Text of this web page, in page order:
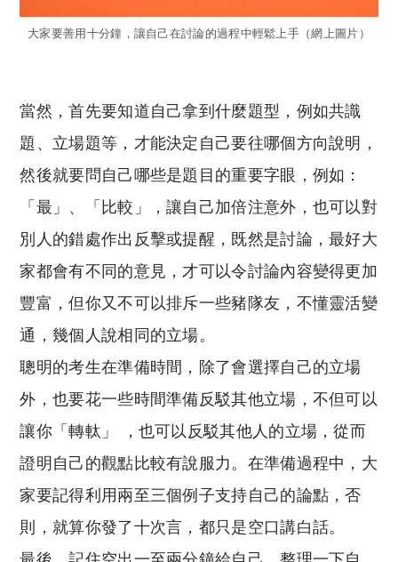
大家要善用十分鐘，讓自己在討論的過程中輕鬆上手（網上圖片）
當然，首先要知道自己拿到什麼題型，例如共識
題、立場題等，才能決定自己要往哪個方向說明，
然後就要問自己哪些是題目的重要字眼，例如：
「最」、「比較」，讓自己加倍注意外，也可以對
別人的錯處作出反擊或提醒，既然是討論，最好大
家都會有不同的意見，才可以令討論內容變得更加
豐富，但你又不可以排斥一些豬隊友，不懂靈活變
通，幾個人說相同的立場。
聰明的考生在準備時間，除了會選擇自己的立場
外，也要花一些時間準備反駁其他立場，不但可以
讓你「轉軚」 ，也可以反駁其他人的立場，從而
證明自己的觀點比較有說服力。在準備過程中，大
家要記得利用兩至三個例子支持自己的論點，否
則，就算你發了十次言，都只是空口講白話。